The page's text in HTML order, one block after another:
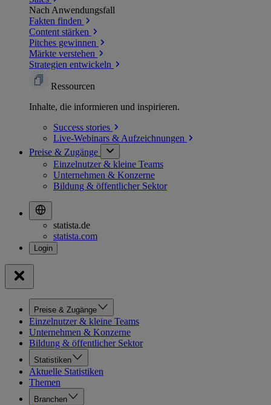
Nach Anwendungsfall
Fakten finden
Content stärken
Pitches gewinnen
Märkte verstehen
Strategien entwickeln
Ressourcen
Inhalte, die informieren und inspirieren.
Success stories
Live-Webinars & Aufzeichnungen
Preise & Zugänge
Einzelnutzer & kleine Teams
Unternehmen & Konzerne
Bildung & öffentlicher Sektor
statista.de
statista.com
Preise & Zugänge
Einzelnutzer & kleine Teams
Unternehmen & Konzerne
Bildung & öffentlicher Sektor
Statistiken
Aktuelle Statistiken
Themen
Branchen